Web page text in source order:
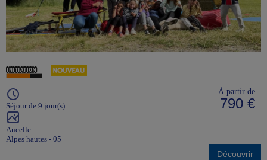
Séjour de 9 jour(s)
Ancelle
Alpes hautes - 05
À partir de
790 €
Découvrir